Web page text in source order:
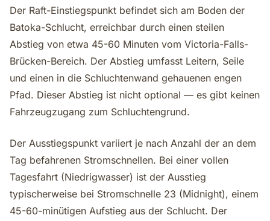
Der Raft-Einstiegspunkt befindet sich am Boden der
Batoka-Schlucht, erreichbar durch einen steilen
Abstieg von etwa 45-60 Minuten vom Victoria-Falls-
Brücken-Bereich. Der Abstieg umfasst Leitern, Seile
und einen in die Schluchtenwand gehauenen engen
Pfad. Dieser Abstieg ist nicht optional — es gibt keinen
Fahrzeugzugang zum Schluchtengrund.
Der Ausstiegspunkt variiert je nach Anzahl der an dem
Tag befahrenen Stromschnellen. Bei einer vollen
Tagesfahrt (Niedrigwasser) ist der Ausstieg
typischerweise bei Stromschnelle 23 (Midnight), einem
45-60-minütigen Aufstieg aus der Schlucht. Der